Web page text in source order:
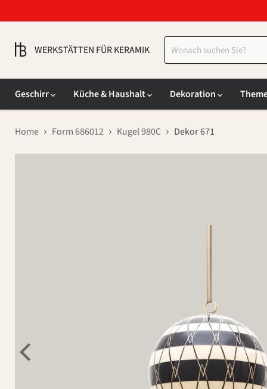
WERKSTÄTTEN FÜR KERAMIK
Geschirr
Küche & Haushalt Dekoration
Home Form 686012 Kugel 980C Dekor 671